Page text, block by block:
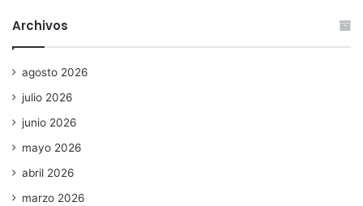
Archivos
agosto 2026
julio 2026
junio 2026
mayo 2026
abril 2026
marzo 2026